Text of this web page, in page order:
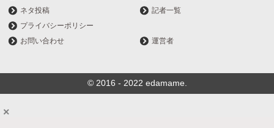
ネタ投稿
記者一覧
プライバシーポリシー
お問い合わせ
運営者
© 2016 - 2022 edamame.
×